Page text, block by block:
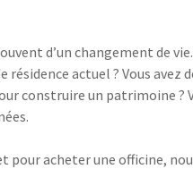
d’un changement de
actuel ? Vous
construire un patrimoine
pour acheter une officine,